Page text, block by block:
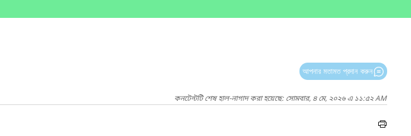
আপনার মতামত প্রদান করুন
কনটেন্টটি শেষ হাল-নাগাদ করা হয়েছে: সোমবার, ৪ মে, ২০২৬ এ ১১:৫২ AM